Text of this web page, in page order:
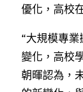
優化，高校
“大規模專
變化，高校
朝暉認為，